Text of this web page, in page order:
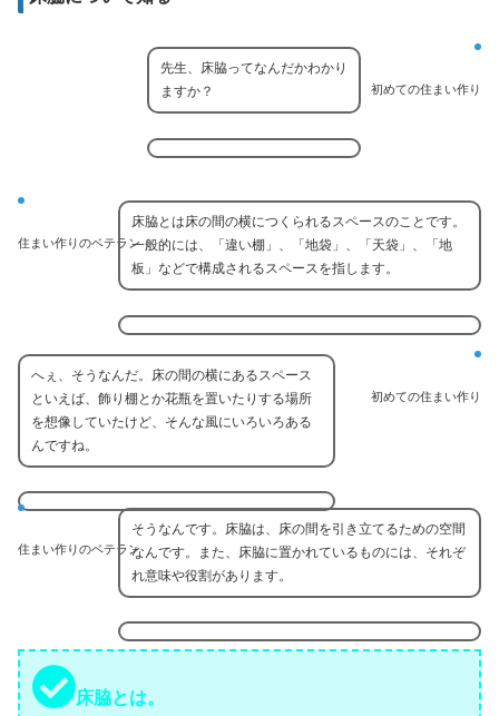
初めての住まい作り
先生、床脇ってなんだかわかり
ますか？
住まい作りのベテラン
床脇とは床の間の横につくられるスペースのことです。
一般的には、「違い棚」、「地袋」、「天袋」、「地
板」などで構成されるスペースを指します。
初めての住まい作り
へぇ、そうなんだ。床の間の横にあるスペース
といえば、飾り棚とか花瓶を置いたりする場所
を想像していたけど、そんな風にいろいろある
んですね。
住まい作りのベテラン
そうなんです。床脇は、床の間を引き立てるための空間
なんです。また、床脇に置かれているものには、それぞ
れ意味や役割があります。
床脇とは。